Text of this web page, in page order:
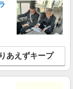
あえずキープ